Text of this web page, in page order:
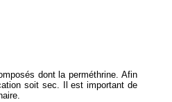
dont la perméthrine. Afin
soit sec. Il est important de